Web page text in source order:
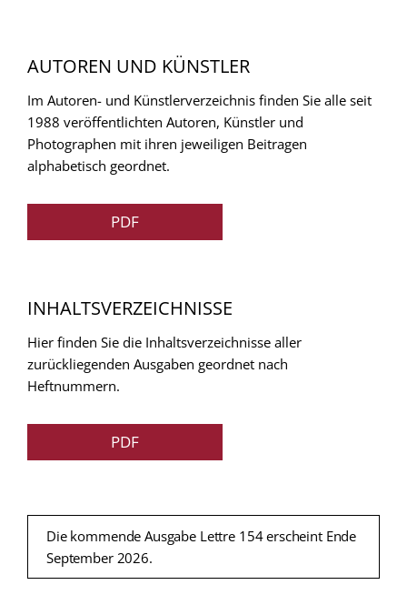
AUTOREN UND KÜNSTLER
Im Autoren- und Künstlerverzeichnis finden Sie alle seit
1988 veröffentlichten Autoren, Künstler und
Photographen mit ihren jeweiligen Beitragen
alphabetisch geordnet.
PDF
INHALTSVERZEICHNISSE
Hier finden Sie die Inhaltsverzeichnisse aller
zurückliegenden Ausgaben geordnet nach
Heftnummern.
PDF
Die kommende Ausgabe Lettre 154 erscheint Ende
September 2026.